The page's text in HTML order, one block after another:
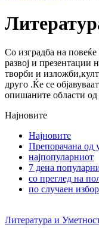
Со изградба на
развој и презентации
творби и
друго .Ќе се
опишаните области од
Најновите
Најновите
Препорачана од
најпопуларниот
7 дена
со преглед на
по случаен избор
Литература и